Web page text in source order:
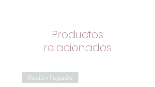
Productos
relacionados
Recién llegado